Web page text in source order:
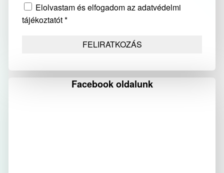
Elolvastam és elfogadom az adatvédelmi
tájékoztatót *
Facebook oldalunk